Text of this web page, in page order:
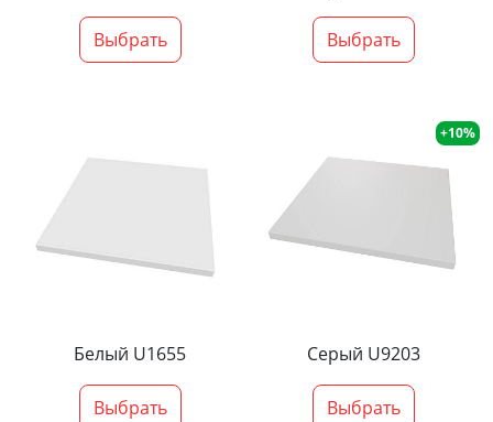
Выбрать Выбрать
Белый U1655
Выбрать
+10%
Серый U9203
Выбрать